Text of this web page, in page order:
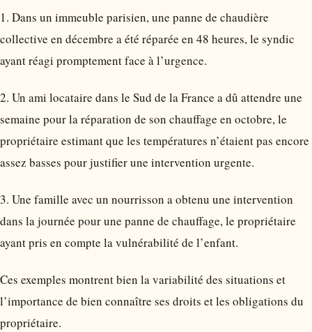
1. Dans un immeuble parisien, une panne de chaudière
collective en décembre a été réparée en 48 heures, le syndic
ayant réagi promptement face à l’urgence.
2. Un ami locataire dans le Sud de la France a dû attendre une
semaine pour la réparation de son chauffage en octobre, le
propriétaire estimant que les températures n’étaient pas encore
assez basses pour justifier une intervention urgente.
3. Une famille avec un nourrisson a obtenu une intervention
dans la journée pour une panne de chauffage, le propriétaire
ayant pris en compte la vulnérabilité de l’enfant.
Ces exemples montrent bien la variabilité des situations et
l’importance de bien connaître ses droits et les obligations du
propriétaire.